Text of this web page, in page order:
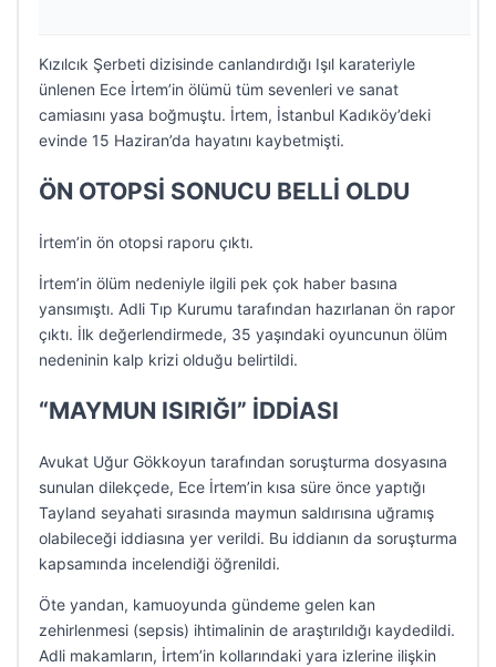
Kızılcık Şerbeti dizisinde canlandırdığı Işıl karateriyle
ünlenen Ece İrtem’in ölümü tüm sevenleri ve sanat
camiasını yasa boğmuştu. İrtem, İstanbul Kadıköy’deki
evinde 15 Haziran’da hayatını kaybetmişti.
ÖN OTOPSİ SONUCU BELLİ OLDU
İrtem’in ön otopsi raporu çıktı.
İrtem’in ölüm nedeniyle ilgili pek çok haber basına
yansımıştı. Adli Tıp Kurumu tarafından hazırlanan ön rapor
çıktı. İlk değerlendirmede, 35 yaşındaki oyuncunun ölüm
nedeninin kalp krizi olduğu belirtildi.
“MAYMUN ISIRIĞI” İDDİASI
Avukat Uğur Gökkoyun tarafından soruşturma dosyasına
sunulan dilekçede, Ece İrtem’in kısa süre önce yaptığı
Tayland seyahati sırasında maymun saldırısına uğramış
olabileceği iddiasına yer verildi. Bu iddianın da soruşturma
kapsamında incelendiği öğrenildi.
Öte yandan, kamuoyunda gündeme gelen kan
zehirlenmesi (sepsis) ihtimalinin de araştırıldığı kaydedildi.
Adli makamların, İrtem’in kollarındaki yara izlerine ilişkin